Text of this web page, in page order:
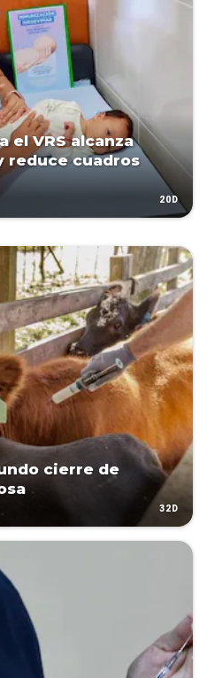
el VRS alcanza
reduce cuadros
20D
cierre de
32D